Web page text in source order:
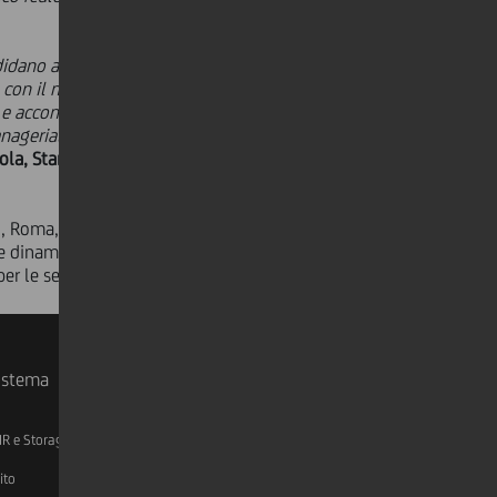
a UniCredit Start Lab: modelli
il mondo industriale e
nel passaggio da
È in questa fase che si
Start Lab & Development
Bari, Bologna, Pordenone e
dei principali settori
le selezioni 2026 sono aperte
e Storage